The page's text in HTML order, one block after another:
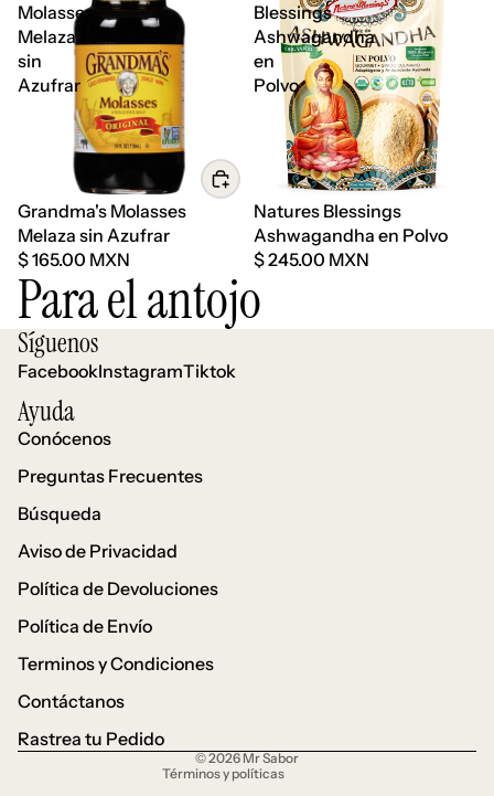
Molasses
Melaza
sin
Azufrar
Grandma's Molasses
Melaza sin Azufrar
$ 165.00 MXN
Blessings
Ashwagandha
en
Polvo
Natures Blessings
Ashwagandha en Polvo
$ 245.00 MXN
Para el antojo
Síguenos
FacebookInstagramTiktok
Ayuda
Conócenos
Preguntas Frecuentes
Búsqueda
Aviso de Privacidad
Política de Devoluciones
Política de Envío
Terminos y Condiciones
Contáctanos
Rastrea tu Pedido
© 2026 Mr Sabor
Términos y políticas
Política de privacidad
Términos del servicio
Política de envío